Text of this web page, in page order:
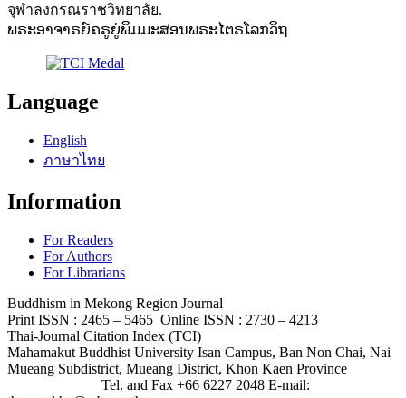
จุฬาลงกรณราชวิทยาลัย.
ພຣະອາຈາຣຍ໌ຄຣູຍູ່ພິມມະສອນພຣະໄຕຣໂລກວິຖ
Language
English
ภาษาไทย
Information
For Readers
For Authors
For Librarians
Buddhism in Mekong Region Journal
Print ISSN : 2465 – 5465 Online ISSN : 2730 – 4213
Thai-Journal Citation Index (TCI)
Mahamakut Buddhist University Isan Campus, Ban Non Chai, Nai
Mueang Subdistrict, Mueang District, Khon Kaen Province
Tel. and Fax +66 6227 2048 E-mail: